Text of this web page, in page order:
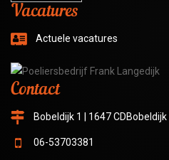
Vacatures
Actuele vacatures
Contact
Bobeldijk 1 | 1647 CDBobeldijk
06-53703381